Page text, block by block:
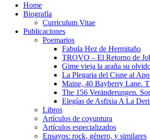
Home
Biografía
Curriculum Vitae​
Publicaciones
Poemarios
Fabula Hez de Hermitaño
TROVO – El Retorno de
Gime vieja la araña su
La Plegaria del Cisne al
Maine, 40 Bayberry Lane.
The 156 Veränderungen.
Elegías de Asfixia A La
Libros
Artículos de coyuntura
Artículos especializados
Ensayos: rock, género, y similares